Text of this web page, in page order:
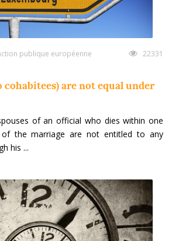
publique européenne 22331
cohabitees) are not equal under
of an official who dies within one
the marriage are not entitled to any
his ...